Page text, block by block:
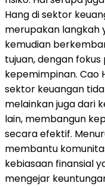
Hang di sektor
merupakan langkah
kemudian
tujuan, dengan
kepemimpinan. Cao
sektor keuangan
melainkan juga dari
lain, membangun
secara efektif.
membantu
kebiasaan finansial
mengejar